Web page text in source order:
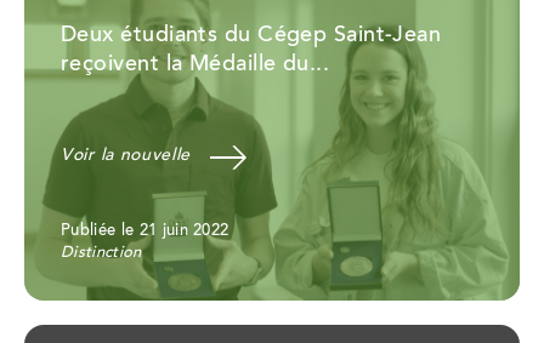
Deux étudiants du Cégep Saint-Jean
reçoivent la Médaille du...
Voir la nouvelle
Publiée le 21 juin 2022
Distinction